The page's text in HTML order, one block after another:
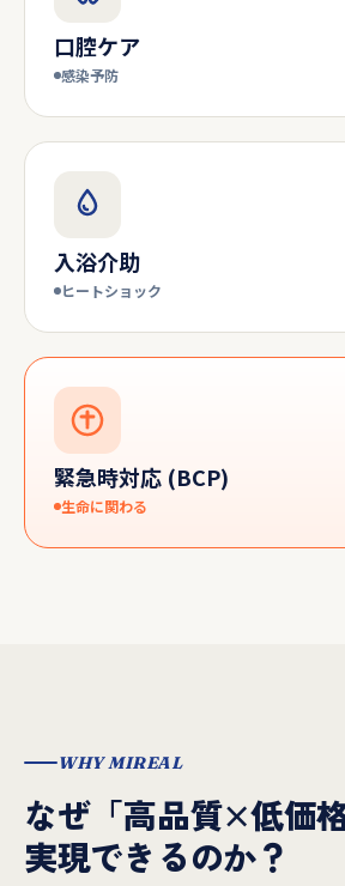
口腔ケア
感染予防
入浴介助
ヒートショック
緊急時対応 (BCP)
生命に関わる
WHY MIREAL
なぜ「高品質×低価
実現できるのか？